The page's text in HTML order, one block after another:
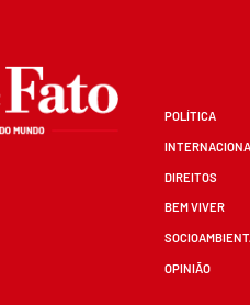
POLÍTICA
DIREITOS
BEM VIVER
OPINIÃO